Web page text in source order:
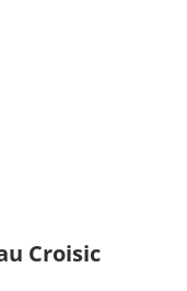
Croisic